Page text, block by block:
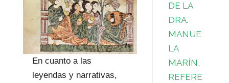
En cuanto a las
leyendas y narrativas,
DE LA
DRA.
MANUE
LA
MARÍN,
REFERE